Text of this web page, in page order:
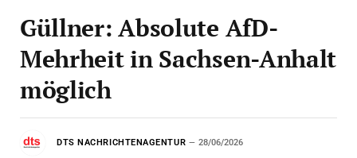
Güllner: Absolute AfD-
Mehrheit in Sachsen-Anhalt
möglich
DTS NACHRICHTENAGENTUR 28/06/2026